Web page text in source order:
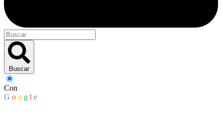
Buscar
Con
G o o g l e